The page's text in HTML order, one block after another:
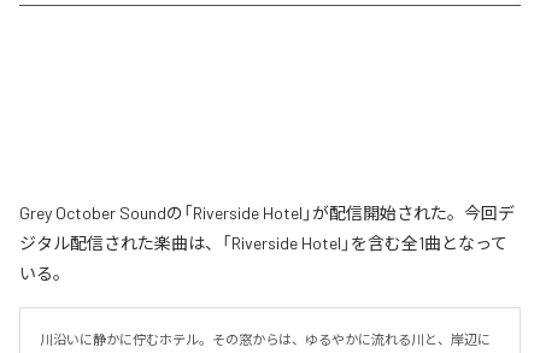
Grey October Soundの「Riverside Hotel」が配信開始された。今回デ
ジタル配信された楽曲は、「Riverside Hotel」を含む全1曲となって
いる。
川沿いに静かに佇むホテル。その窓からは、ゆるやかに流れる川と、岸辺に